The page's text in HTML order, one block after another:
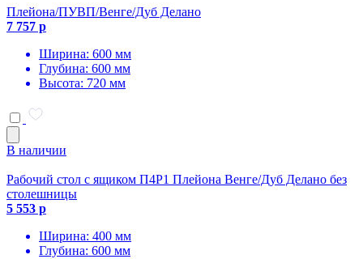
Плейона/ПУВП/Венге/Дуб Делано
7 757 р
Ширина: 600 мм
Глубина: 600 мм
Высота: 720 мм
В наличии
Рабочий стол с ящиком П4Р1 Плейона Венге/Дуб Делано без
столешницы
5 553 р
Ширина: 400 мм
Глубина: 600 мм